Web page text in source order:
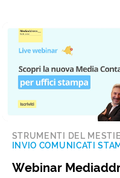
STRUMENTI DEL
INVIO COMUNICATI
Webinar